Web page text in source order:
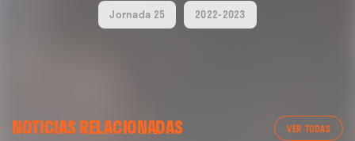
Jornada 25 2022-2023
NOTICIAS RELACIONADAS VER TODAS
ENTRENAMIENTO DEL VALENCIA CF 04/03/26